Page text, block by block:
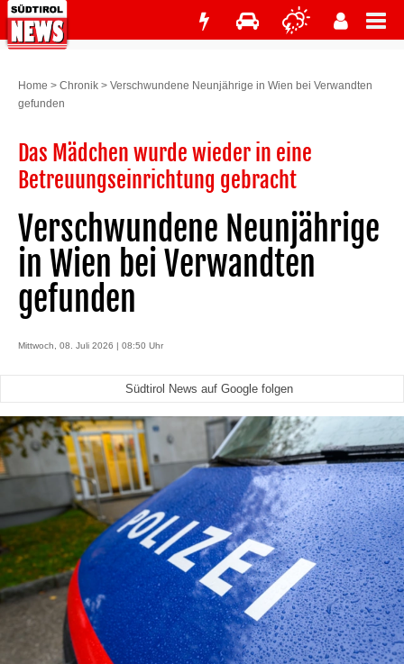
Home > Chronik > Verschwundene Neunjährige in Wien bei Verwandten
gefunden
Das Mädchen wurde wieder in eine
Betreuungseinrichtung gebracht
Verschwundene Neunjährige
in Wien bei Verwandten
gefunden
Mittwoch, 08. Juli 2026 | 08:50 Uhr
Südtirol News auf Google folgen